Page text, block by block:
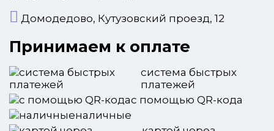
Домодедово, Кутузовский проезд, 12
Принимаем к оплате
система быстрых
платежей
с помощью QR-кода
наличные